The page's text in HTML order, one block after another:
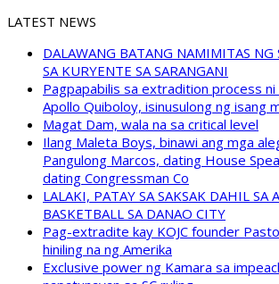
LATEST NEWS
DALAWANG BATANG NAMIMITAS NG
SA KURYENTE SA SARANGANI
Pagpapabilis sa extradition process
Apollo Quiboloy, isinusulong ng isang
Magat Dam, wala na sa critical level
Ilang Maleta Boys, binawi ang mga
Pangulong Marcos, dating House
dating Congressman Co
LALAKI, PATAY SA SAKSAK DAHIL SA
BASKETBALL SA DANAO CITY
Pag-extradite kay KOJC founder
hiniling na ng Amerika
Exclusive power ng Kamara sa